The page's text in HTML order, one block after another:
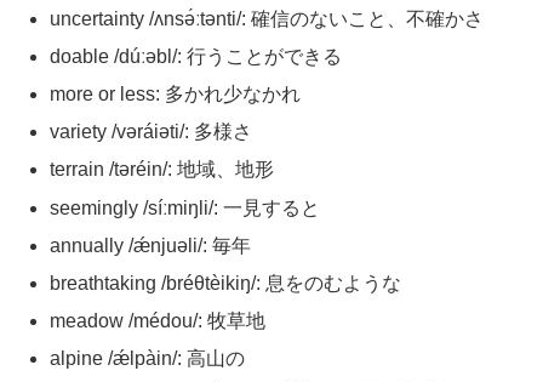
uncertainty /ʌnsə́ːtənti/: 確信のないこと、不確かさ
doable /dúːəbl/: 行うことができる
more or less: 多かれ少なかれ
variety /vəráiəti/: 多様さ
terrain /təréin/: 地域、地形
seemingly /síːmiŋli/: 一見すると
annually /ǽnjuəli/: 毎年
breathtaking /bréθtèikiŋ/: 息をのむような
meadow /médou/: 牧草地
alpine /ǽlpàin/: 高山の